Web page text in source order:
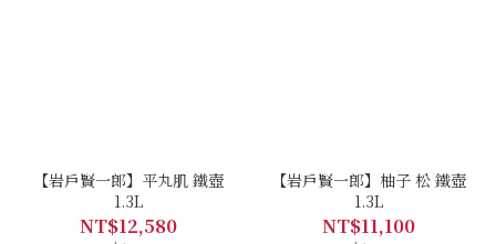
【岩戶賢一郎】平丸肌 鐵壺
1.3L
NT$12,580
【岩戶賢一郎】柚子 松 鐵壺
1.3L
NT$11,100